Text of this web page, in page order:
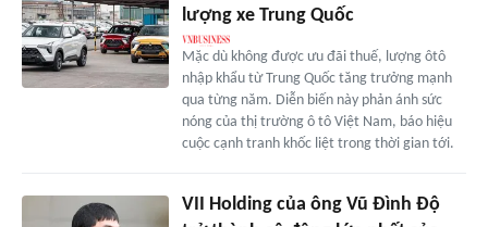
lượng xe Trung Quốc
Mặc dù không được ưu đãi thuế, lượng ôtô
nhập khẩu từ Trung Quốc tăng trưởng mạnh
qua từng năm. Diễn biến này phản ánh sức
nóng của thị trường ô tô Việt Nam, báo hiệu
cuộc cạnh tranh khốc liệt trong thời gian tới.
VII Holding của ông Vũ Đình Độ